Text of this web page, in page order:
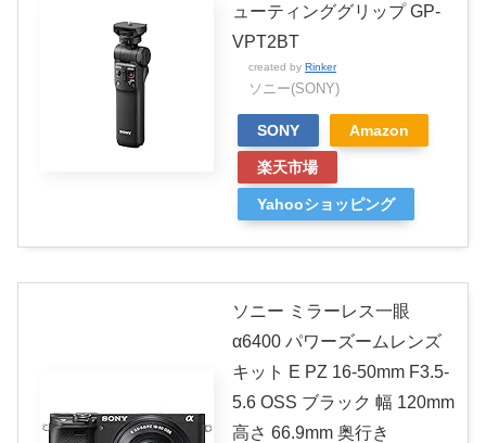
ューティンググリップ GP-
VPT2BT
created by Rinker
ソニー(SONY)
SONY Amazon
楽天市場
Yahooショッピング
ソニー ミラーレス一眼
α6400 パワーズームレンズ
キット E PZ 16-50mm F3.5-
5.6 OSS ブラック 幅 120mm
高さ 66.9mm 奥行き